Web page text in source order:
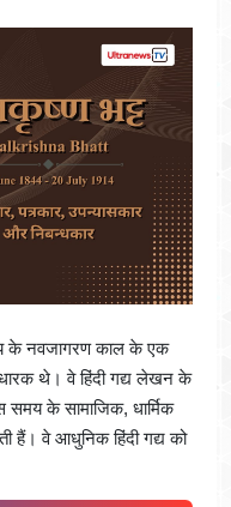
के नवजागरण काल के एक
थे। वे हिंदी गद्य लेखन के
के सामाजिक, धार्मिक
हैं। वे आधुनिक हिंदी गद्य को